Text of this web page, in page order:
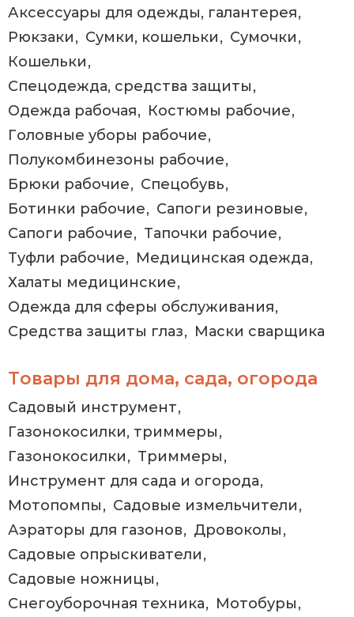
Аксессуары для одежды, галантерея
Рюкзаки
Сумки, кошельки
Сумочки
Кошельки
Спецодежда, средства защиты
Одежда рабочая
Костюмы рабочие
Головные уборы рабочие
Полукомбинезоны рабочие
Брюки рабочие
Спецобувь
Ботинки рабочие
Сапоги резиновые
Сапоги рабочие
Тапочки рабочие
Туфли рабочие
Медицинская одежда
Халаты медицинские
Одежда для сферы обслуживания
Средства защиты глаз
Маски сварщика
Товары для дома, сада, огорода
Садовый инструмент
Газонокосилки, триммеры
Газонокосилки
Триммеры
Инструмент для сада и огорода
Мотопомпы
Садовые измельчители
Аэраторы для газонов
Дровоколы
Садовые опрыскиватели
Садовые ножницы
Снегоуборочная техника
Мотобуры